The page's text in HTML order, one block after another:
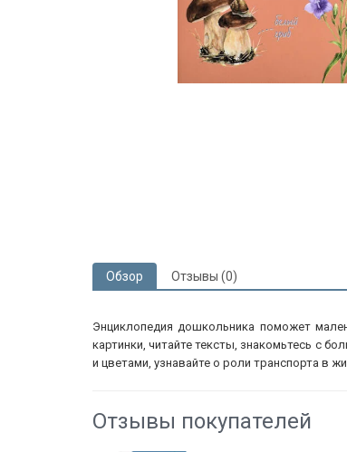
Обзор Отзывы (0)
Энциклопедия дошкольника поможет
картинки, читайте тексты, знакомьтесь с
и цветами, узнавайте о роли транспорта в
Отзывы покупателей